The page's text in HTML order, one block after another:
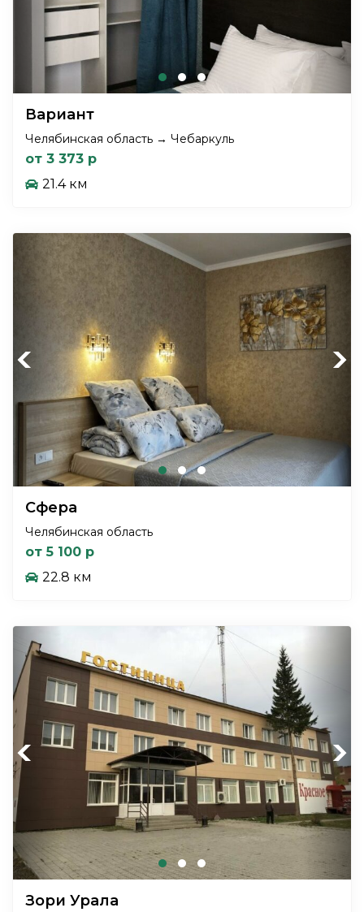
Вариант
Челябинская область → Чебаркуль
от 3 373 р
21.4 км
Previous Next
Сфера
Челябинская область
от 5 100 р
22.8 км
Previous Next
Зори Урала